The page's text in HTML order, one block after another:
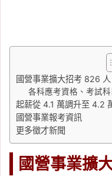
國營事業擴大招考 826 人
各科應考資格、考試科
起薪從 4.1 萬調升至 4.2
國營事業報考資訊
更多徵才新聞
國營事業擴